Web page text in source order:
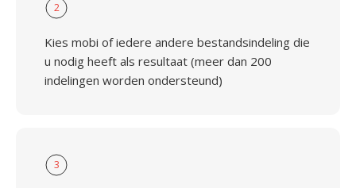
2
Kies mobi of iedere andere bestandsindeling die
u nodig heeft als resultaat (meer dan 200
indelingen worden ondersteund)
3